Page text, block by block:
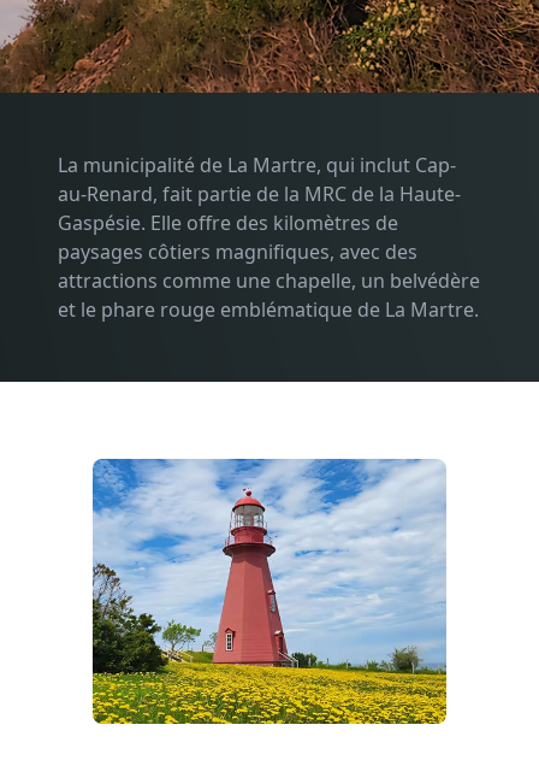
La municipalité de La Martre, qui inclut Cap-
au-Renard, fait partie de la MRC de la Haute-
Gaspésie. Elle offre des kilomètres de
paysages côtiers magnifiques, avec des
attractions comme une chapelle, un belvédère
et le phare rouge emblématique de La Martre.